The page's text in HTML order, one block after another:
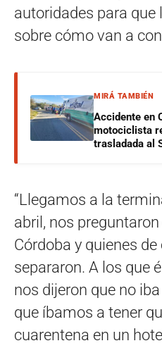
autoridades para que
sobre cómo van a
MIRÁ TAMBIÉN
Accidente en
motociclista
trasladada al
“Llegamos a la
abril, nos
Córdoba y quienes
separaron. A los que
nos dijeron que no
que íbamos a tener
cuarentena en un